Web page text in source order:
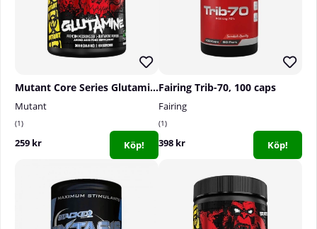
Mutant Core Series Glutamine, 300 g
Mutant
1
259 kr Köp!
Fairing Trib-70, 100 caps
Fairing
1
398 kr Köp!